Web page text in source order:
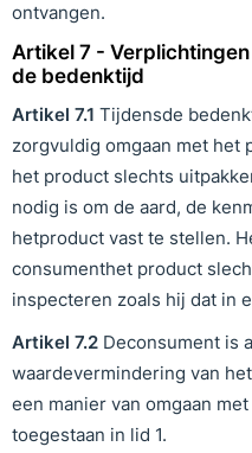
ontvangen.
Artikel 7 -
de bedenktijd
Artikel 7.1 Tijdensde
zorgvuldig omgaan met het
het product slechts
nodig is om de aard, de
hetproduct vast te stellen.
consumenthet product
inspecteren zoals hij dat in
Artikel 7.2 Deconsument is
waardevermindering van
een manier van omgaan
toegestaan in lid 1.